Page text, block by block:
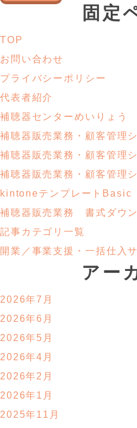
固定
TOP
お問い合わせ
プライバシーポリシー
代表者紹介
補聴器センターめいりょう
補聴器販売業務・ 顧客管理
補聴器販売業務・ 顧客管理
補聴器販売業務・顧客管理
kintoneテンプレートBasic
補聴器販売業務
書式ダウ
記事カテゴリ一覧
開業／事業支援・ 一括仕入
アー
2026年7月
2026年6月
2026年5月
2026年4月
2026年2月
2026年1月
2025年11月